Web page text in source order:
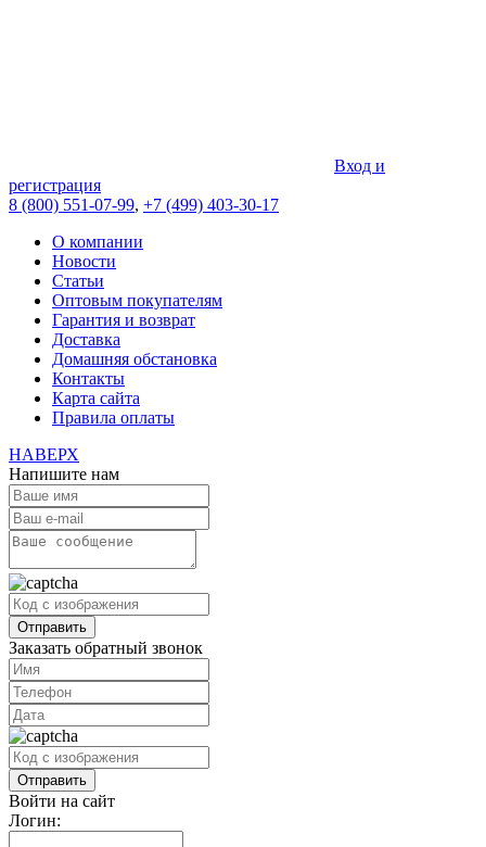
Вход и
регистрация
8 (800) 551-07-99, +7 (499) 403-30-17
О компании
Новости
Статьи
Оптовым покупателям
Гарантия и возврат
Доставка
Домашняя обстановка
Контакты
Карта сайта
Правила оплаты
НАВЕРХ
Напишите нам
Заказать обратный звонок
Войти на сайт
Логин: